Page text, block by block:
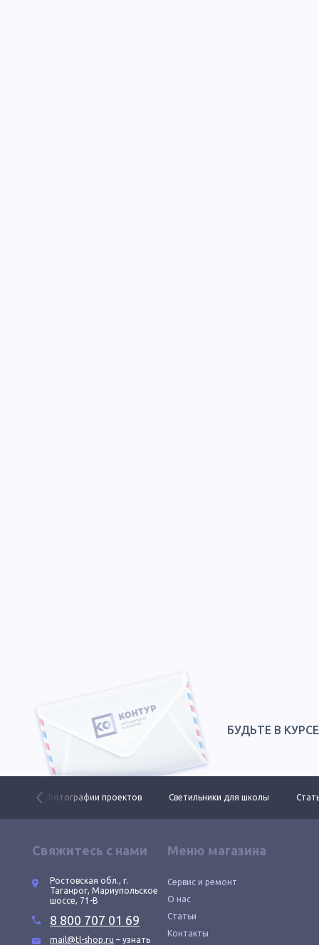
БУДЬТЕ В
Фотографии проектов Светильники для школы
Свяжитесь с нами
Ростовская обл., г.
Таганрог, Мариупольское
шоссе, 71-В
8 800 707 01 69
mail@tl-shop.ru – узнать
Меню магазина
Сервис и ремонт
О нас
Статьи
Контакты